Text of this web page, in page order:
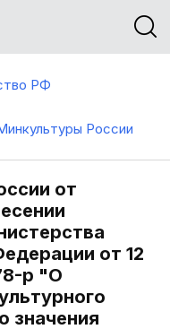
РФ
России
от
от 12
р "О
значения